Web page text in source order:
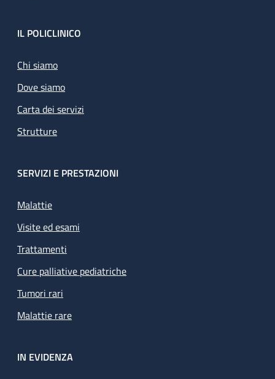
Footer
IL POLICLINICO
Chi siamo
Dove siamo
Carta dei servizi
Strutture
SERVIZI E PRESTAZIONI
Malattie
Visite ed esami
Trattamenti
Cure palliative pediatriche
Tumori rari
Malattie rare
IN EVIDENZA